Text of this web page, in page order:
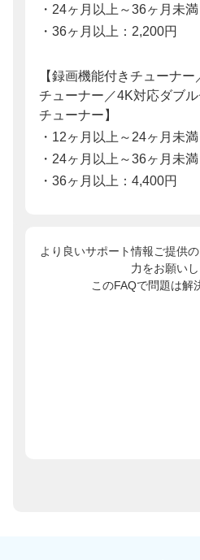
・24ヶ月以上～36ヶ月未
・36ヶ月以上：2,200円
【録画機能付きチューナ
チューナー／4K対応ダブ
チューナー】
・12ヶ月以上～24ヶ月未
・24ヶ月以上～36ヶ月未
・36ヶ月以上：4,400円
より良いサポート情報ご提供
力をお願いし
このFAQで問題は解